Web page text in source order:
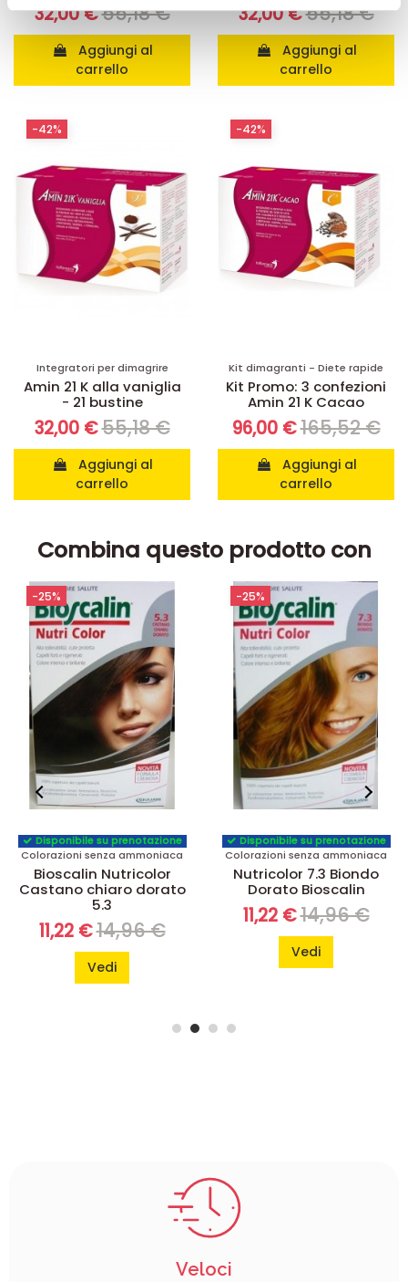
pubblicità e social media, i quali potrebbero combinarle
con altre informazioni che ha fornito loro o che hanno
raccolto dal suo utilizzo dei loro servizi.
32,00 €55,18 €
carrello
32,00 €55,18 €
carrello
Integratori per dimagrire
Amin 21 K alla vaniglia
- 21 bustine
32,00 €55,18 €
carrello
-42%
Kit dimagranti - Diete rapide
Kit Promo: 3 confezioni
Amin 21 K Cacao
96,00 €165,52 €
carrello
-42%
Combina questo prodotto con
Disponibile su prenotazione
Colorazioni senza ammoniaca
Bioscalin Nutricolor
Castano chiaro dorato
5.3
11,22 €14,96 €
Vedi
-25%
Disponibile su prenotazione
Colorazioni senza ammoniaca
Nutricolor 7.3 Biondo
Dorato Bioscalin
11,22 €14,96 €
Vedi
-25%
Veloci